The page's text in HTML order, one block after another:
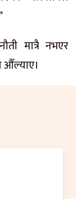
मात्रै नभएर
औँल्याए।